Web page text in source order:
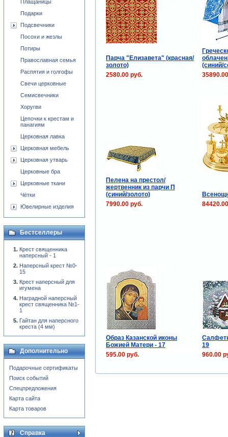
Парча "Елизавета" (красная/
золото)
(синий/
2580.00 руб.
Пелена на престол/
жертвенник из парчи П
(синий/золото)
7990.00 руб.
Образ Казанской иконы
Божией Матери - 17
19
595.00 руб.
960.00
Плащаницы
Подарки
Подсвечники
Посохи и жезлы
Потиры
Православная семья
Распятия и голгофы
Свечи церковные
Семисвечники
Хоругви
Цепочки к крестам и
панагиям
Церковная лавка
Церковная мебель
Церковная утварь
Церковные бра
Церковные ткани
Чётки
Ювелирные изделия
Бестселлеры
Крест священника
наперсный - 1
Наперсный крест №0-
15
Крест наперсный для
игумена
Наградной наперсный
крест священника №1-
1
Гайтан для наперсного
креста (4 мм)
Дополнительно
Подарочные сертификаты
Поиск событий
Спецпредложения
Карта сайта
Карта товаров
Справка